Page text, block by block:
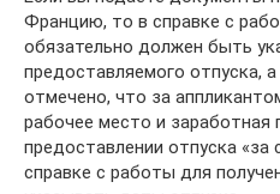
Францию, то в справке с
обязательно должен быть
предоставляемого отпуска,
отмечено, что за
рабочее место и заработная
предоставлении отпуска «за
справке с работы для